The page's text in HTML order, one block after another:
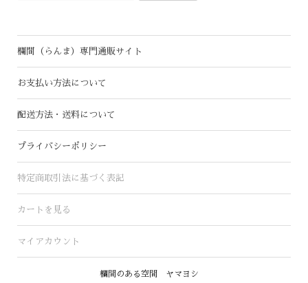
欄間（らんま）専門通販サイト
お支払い方法について
配送方法・送料について
プライバシーポリシー
特定商取引法に基づく表記
カートを見る
マイアカウント
欄間のある空間 ヤマヨシ